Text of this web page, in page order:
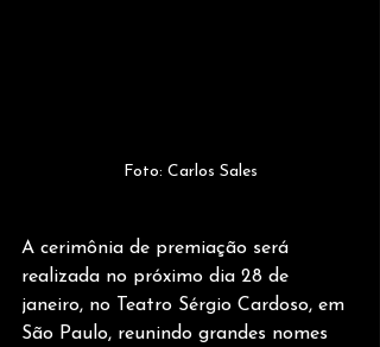
Foto: Carlos Sales
A cerimônia de premiação será
realizada no próximo dia 28 de
janeiro, no Teatro Sérgio Cardoso, em
São Paulo, reunindo grandes nomes